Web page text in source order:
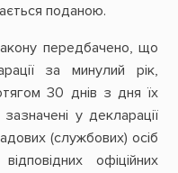
поданою.
передбачено, що
за минулий рік,
30 днів з дня їх
у декларації
(службових) осіб
офіційних